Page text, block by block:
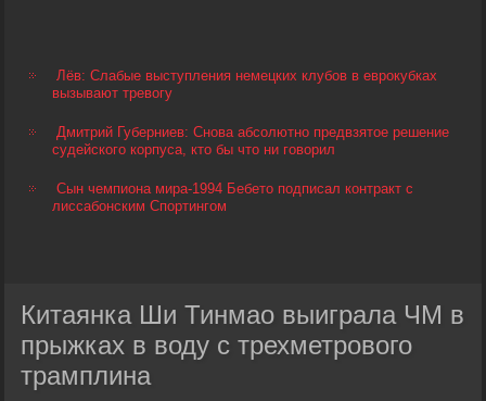
Лёв: Слабые выступления немецких клубов в еврокубках
вызывают тревогу
Дмитрий Губерниев: Снова абсолютно предвзятое решение
судейского корпуса, кто бы что ни говорил
Сын чемпиона мира-1994 Бебето подписал контракт с
лиссабонским Спортингом
Китаянка Ши Тинмао выиграла ЧМ в
прыжках в воду с трехметрового
трамплина